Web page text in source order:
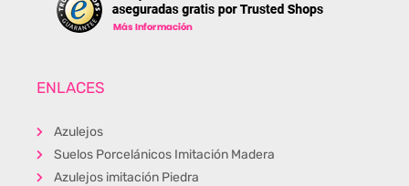
ENLACES
Azulejos
Suelos Porcelánicos Imitación Madera
Azulejos imitación Piedra